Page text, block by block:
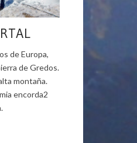
de Europa,
de Gredos.
montaña.
encorda2